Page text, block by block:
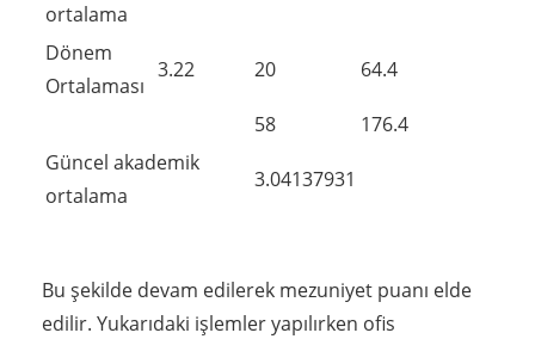
ortalama
Dönem
Ortalaması
3.22 20 64.4
58
176.4
Güncel akademik
ortalama
3.04137931
Bu şekilde devam edilerek mezuniyet puanı elde
edilir. Yukarıdaki işlemler yapılırken ofis